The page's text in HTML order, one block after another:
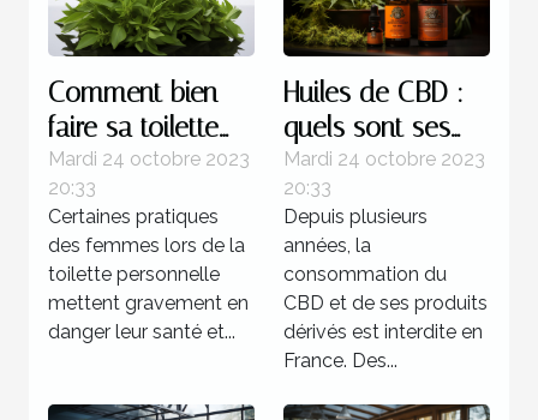
Comment bien
faire sa toilette
intime ?
Mardi 24 octobre 2023
20:33
Certaines pratiques
des femmes lors de la
toilette personnelle
mettent gravement en
danger leur santé et...
Huiles de CBD :
quels sont ses
bienfaits sur
l’organisme ?
Mardi 24 octobre 2023
20:33
Depuis plusieurs
années, la
consommation du
CBD et de ses produits
dérivés est interdite en
France. Des...